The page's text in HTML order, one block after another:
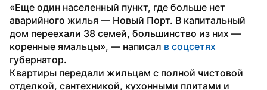
«Еще один населенный пункт, где больше нет
аварийного жилья — Новый Порт. В капитальный
дом переехали 38 семей, большинство из них —
коренные ямальцы», — написал в соцсетях
губернатор.
Квартиры передали жильцам с полной чистовой
отделкой, сантехникой, кухонными плитами и